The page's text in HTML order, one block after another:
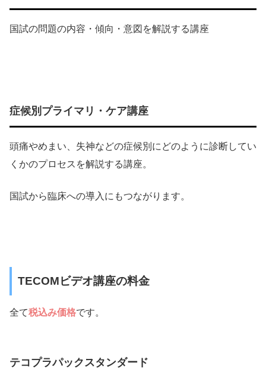
国試の問題の内容・傾向・意図を解説する講座
症候別プライマリ・ケア講座
頭痛やめまい、失神などの症候別にどのように診断してい
くかのプロセスを解説する講座。
国試から臨床への導入にもつながります。
TECOMビデオ講座の料金
全て税込み価格です。
テコプラパックスタンダード